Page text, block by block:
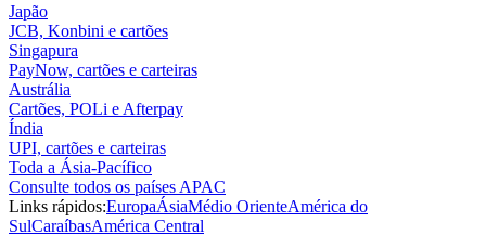
Japão
JCB, Konbini e cartões
Singapura
PayNow, cartões e carteiras
Austrália
Cartões, POLi e Afterpay
Índia
UPI, cartões e carteiras
Toda a Ásia-Pacífico
Consulte todos os países APAC
Links rápidos:EuropaÁsiaMédio OrienteAmérica do
SulCaraíbasAmérica Central